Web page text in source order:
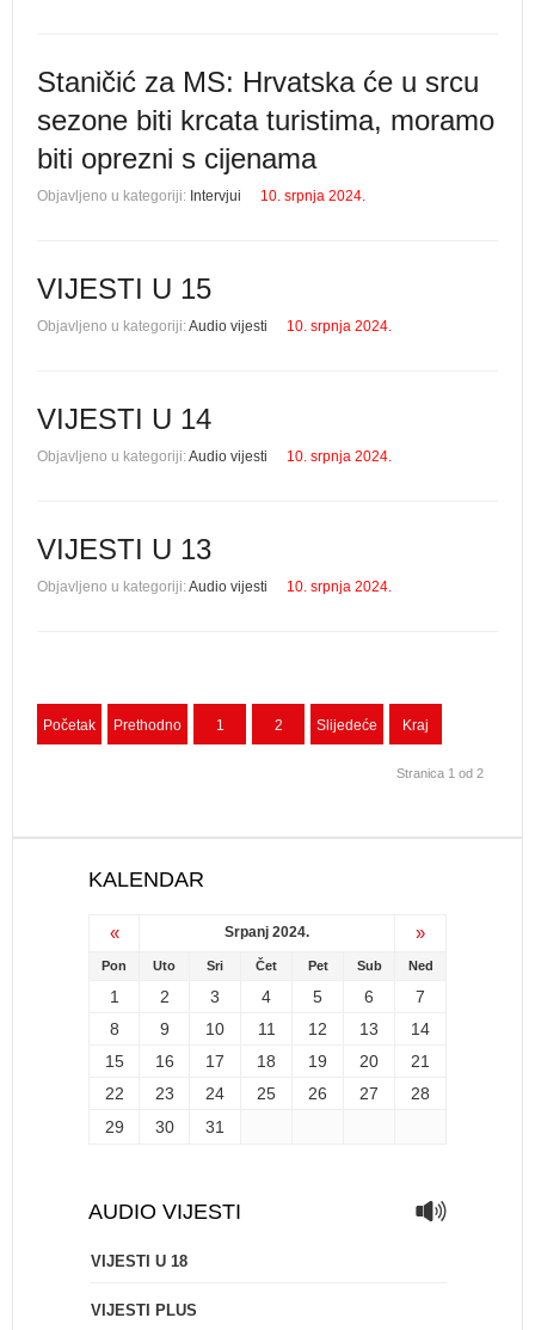
Staničić za MS: Hrvatska će u srcu
sezone biti krcata turistima, moramo
biti oprezni s cijenama
Objavljeno u kategoriji: Intervjui 10. srpnja 2024.
VIJESTI U 15
Objavljeno u kategoriji:Audio vijesti 10. srpnja 2024.
VIJESTI U 14
Objavljeno u kategoriji:Audio vijesti 10. srpnja 2024.
VIJESTI U 13
Objavljeno u kategoriji:Audio vijesti 10. srpnja 2024.
Početak Prethodno 1 2 Slijedeće Kraj
Stranica 1 od 2
KALENDAR
« Srpanj 2024. »
Pon Uto Sri Čet Pet Sub Ned
1 2 3 4 5 6
7
8
9 10 11 12 13
14
15
16 17 18 19 20
21
22
23 24 25 26 27
28
29
30 31
AUDIO VIJESTI
VIJESTI U 18
VIJESTI PLUS